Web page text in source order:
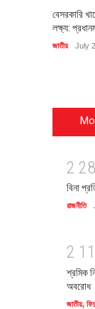
বেসরকারি
লক্ষ্য:
জাতীয় July
2 28
বিনা
রাজনীতি
2 1 1
শ্রমিক
অবরোধ
জাতীয়,